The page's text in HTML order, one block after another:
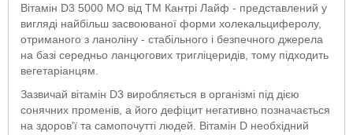
Вітамін D3 5000 МО від ТМ Кантрі Лайф - представлений у
вигляді найбільш засвоюваної форми холекальциферолу,
отриманого з ланоліну - стабільного і безпечного джерела
на базі середньо ланцюгових тригліцеридів, тому підходить
вегетаріанцям.
Зазвичай вітамін D3 виробляється в організмі під дією
сонячних променів, а його дефіцит негативно позначається
на здоров'ї та самопочутті людей. Вітамін D необхідний